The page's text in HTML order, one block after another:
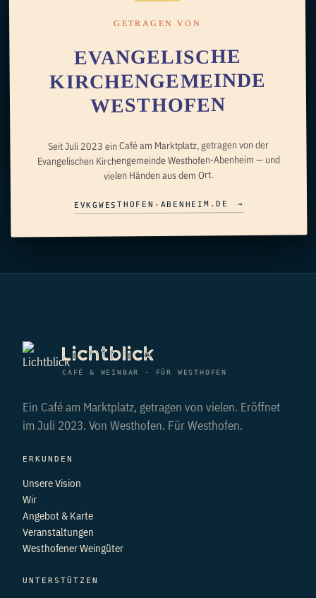
GETRAGEN VON
EVANGELISCHE
KIRCHENGEMEINDE
WESTHOFEN
Seit Juli 2023 ein Café am Marktplatz, getragen von der
Evangelischen Kirchengemeinde Westhofen-Abenheim — und
vielen Händen aus dem Ort.
EVKGWESTHOFEN-ABENHEIM.DE →
Lichtblick
CAFÉ & WEINBAR · FÜR WESTHOFEN
Ein Café am Marktplatz, getragen von vielen. Eröffnet
im Juli 2023. Von Westhofen. Für Westhofen.
ERKUNDEN
Unsere Vision
Wir
Angebot & Karte
Veranstaltungen
Westhofener Weingüter
UNTERSTÜTZEN